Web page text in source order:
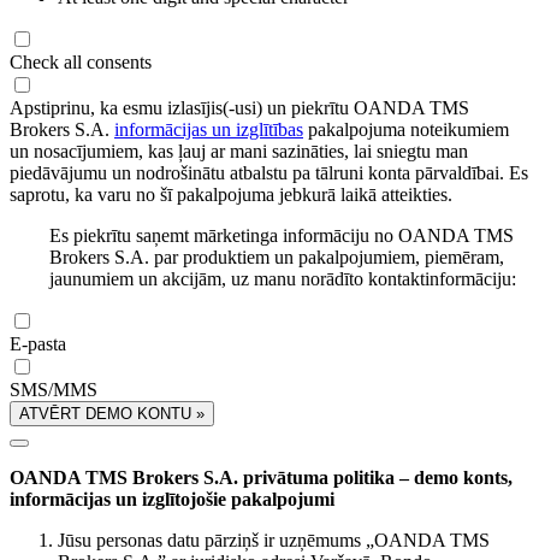
Check all consents
Apstiprinu, ka esmu izlasījis(-usi) un piekrītu OANDA TMS
Brokers S.A. informācijas un izglītības pakalpojuma noteikumiem
un nosacījumiem, kas ļauj ar mani sazināties, lai sniegtu man
piedāvājumu un nodrošinātu atbalstu pa tālruni konta pārvaldībai. Es
saprotu, ka varu no šī pakalpojuma jebkurā laikā atteikties.
Es piekrītu saņemt mārketinga informāciju no OANDA TMS
Brokers S.A. par produktiem un pakalpojumiem, piemēram,
jaunumiem un akcijām, uz manu norādīto kontaktinformāciju:
E-pasta
SMS/MMS
ATVĒRT DEMO KONTU »
OANDA TMS Brokers S.A. privātuma politika – demo konts,
informācijas un izglītojošie pakalpojumi
Jūsu personas datu pārziņš ir uzņēmums „OANDA TMS